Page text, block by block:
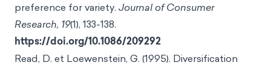
preference for variety. Journal of Consumer
Research, 19(1), 133-138.
https://doi.org/10.1086/209292
Read, D. et Loewenstein, G. (1995). Diversification